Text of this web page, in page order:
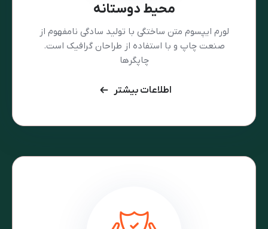
محیط دوستانه
لورم ایپسوم متن ساختگی با تولید سادگی نامفهوم از
صنعت چاپ و با استفاده از طراحان گرافیک است.
چاپگرها
اطلاعات بیشتر